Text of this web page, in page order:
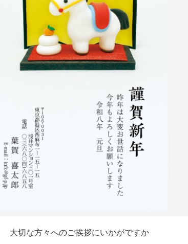
大切な方々へのご挨拶にいかがですか